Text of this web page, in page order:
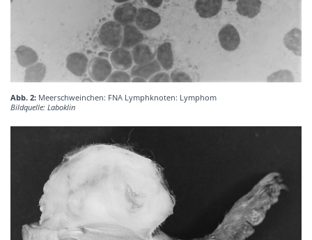
Abb. 2: Meerschweinchen: FNA Lymphknoten: Lymphom
Bildquelle: Laboklin